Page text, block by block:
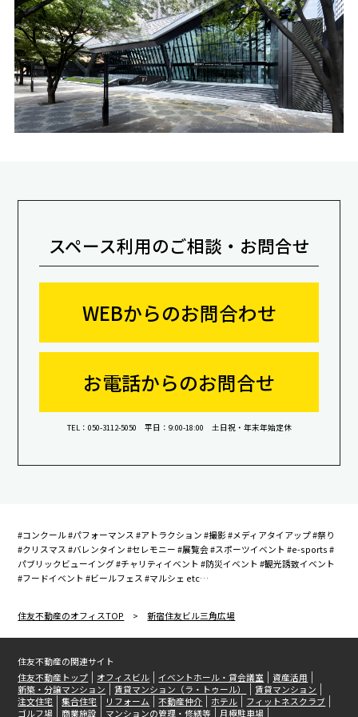
スペース利用のご相談・お問合せ
WEBからのお問合わせ
お電話からのお問合せ
TEL：050-3112-5050 平日：9:00-18:00 土日祝・年末年始定休
#コンクール #パフォーマンス #アトラクション #撮影 #メディアタイアップ #祭り
#クリスマス #バレンタイン #セレモニー #展覧会 #スポーツイベント #e-sports #
パブリックビューイング #チャリティイベント #防災イベント #観光誘致イベント
#フードイベント #ビールフェス #マルシェ etc…
住友不動産のオフィスTOP >新宿住友ビル三角広場
住友不動産の関連サイト
住友不動産トップ
オフィスビル イベントホール・貸会議室
資産活用
新築・分譲マンション
賃貸マンション（ラ・トゥール）
賃貸マンション
注文住宅
集合住宅 リフォーム 不動産仲介 ホテル
フィットネスクラブ
ゴルフ場
商業施設 マンションの管理・修繕等 月極駐車場